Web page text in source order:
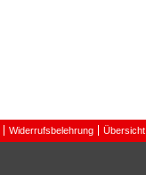
Widerrufsbelehrung